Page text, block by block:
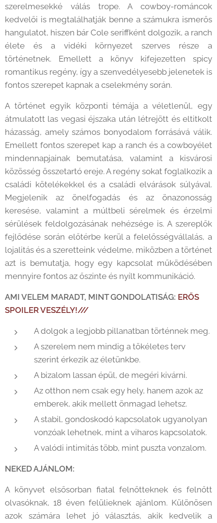
szerelmesekké válás trope. A cowboy-románcok
kedvelői is megtalálhatják benne a számukra ismerős
hangulatot, hiszen bár Cole seriffként dolgozik, a ranch
élete és a vidéki környezet szerves része a
történetnek. Emellett a könyv kifejezetten spicy
romantikus regény, így a szenvedélyesebb jelenetek is
fontos szerepet kapnak a cselekmény során.
A történet egyik központi témája a véletlenül, egy
átmulatott las vegasi éjszaka után létrejött és eltitkolt
házasság, amely számos bonyodalom forrásává válik.
Emellett fontos szerepet kap a ranch és a cowboyélet
mindennapjainak bemutatása, valamint a kisvárosi
közösség összetartó ereje. A regény sokat foglalkozik a
családi kötelékekkel és a családi elvárások súlyával.
Megjelenik az önelfogadás és az önazonosság
keresése, valamint a múltbeli sérelmek és érzelmi
sérülések feldolgozásának nehézsége is. A szereplők
fejlődése során előtérbe kerül a felelősségvállalás, a
lojalitás és a szeretteink védelme, miközben a történet
azt is bemutatja, hogy egy kapcsolat működésében
mennyire fontos az őszinte és nyílt kommunikáció.
AMI VELEM MARADT, MINT GONDOLATISÁG: ERŐS
SPOILER VESZÉLY!///
A dolgok a legjobb pillanatban történnek meg.
A szerelem nem mindig a tökéletes terv
szerint érkezik az életünkbe.
A bizalom lassan épül, de megéri kivárni.
Az otthon nem csak egy hely, hanem azok az
emberek, akik mellett önmagad lehetsz.
A stabil, gondoskodó kapcsolatok ugyanolyan
vonzóak lehetnek, mint a viharos kapcsolatok.
A valódi intimitás több, mint puszta vonzalom.
NEKED AJÁNLOM:
A könyvet elsősorban fiatal felnőtteknek és felnőtt
olvasóknak, 18 éven felülieknek ajánlom. Különösen
azok számára lehet jó választás, akik kedvelik a